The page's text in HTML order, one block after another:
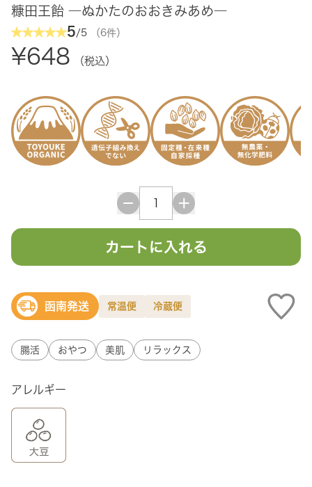
糠田王飴 ―ぬかたのおおきみあめ―
5/5 （6件）
¥648 （税込）
カートに入れる
函南発送 常温便 冷蔵便
腸活 おやつ 美肌 リラックス
アレルギー